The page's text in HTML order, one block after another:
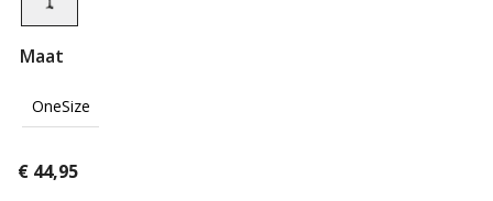
Maat
OneSize
€ 44,95